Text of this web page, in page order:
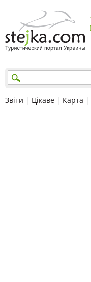
Звіти | Цікаве | Карта |